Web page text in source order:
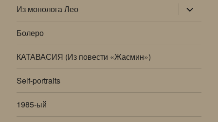
Из монолога Лео раскрыть
дочернее
меню
Болеро
КАТАВАСИЯ (Из повести «Жасмин»)
Self-portraits
1985-ый